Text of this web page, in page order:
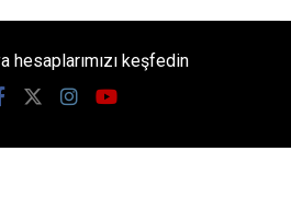
hesaplarımızı keşfedin